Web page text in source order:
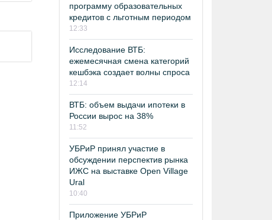
программу образовательных
кредитов с льготным периодом
12:33
Исследование ВТБ:
ежемесячная смена категорий
кешбэка создает волны спроса
12:14
ВТБ: объем выдачи ипотеки в
России вырос на 38%
11:52
УБРиР принял участие в
обсуждении перспектив рынка
ИЖС на выставке Open Village
Ural
10:40
Приложение УБРиР